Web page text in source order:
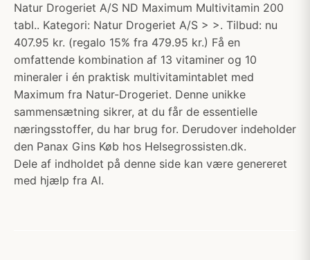
Natur Drogeriet A/S ND Maximum Multivitamin 200
tabl.. Kategori: Natur Drogeriet A/S > >. Tilbud: nu
407.95 kr. (regalo 15% fra 479.95 kr.) Få en
omfattende kombination af 13 vitaminer og 10
mineraler i én praktisk multivitamintablet med
Maximum fra Natur-Drogeriet. Denne unikke
sammensætning sikrer, at du får de essentielle
næringsstoffer, du har brug for. Derudover indeholder
den Panax Gins Køb hos Helsegrossisten.dk.
Dele af indholdet på denne side kan være genereret
med hjælp fra AI.